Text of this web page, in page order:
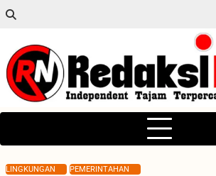
Skip
content
LINGKUNGAN PEMERINTAHAN